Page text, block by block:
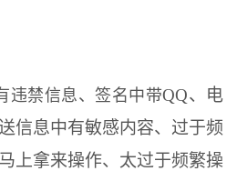
违禁信息、签名中带QQ、电
信息中有敏感内容、过于频
上拿来操作、太过于频繁操